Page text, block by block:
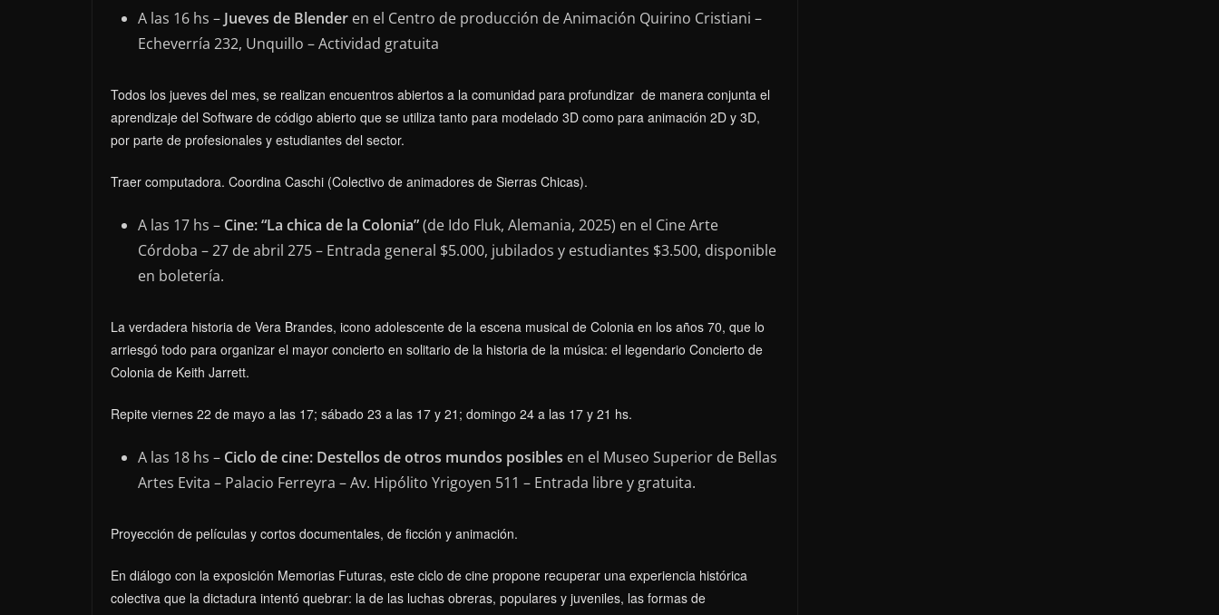
A las 16 hs – Jueves de Blender en el Centro de producción de Animación Quirino Cristiani –
Echeverría 232, Unquillo – Actividad gratuita
Todos los jueves del mes, se realizan encuentros abiertos a la comunidad para profundizar de manera conjunta el
aprendizaje del Software de código abierto que se utiliza tanto para modelado 3D como para animación 2D y 3D,
por parte de profesionales y estudiantes del sector.
Traer computadora. Coordina Caschi (Colectivo de animadores de Sierras Chicas).
A las 17 hs – Cine: “La chica de la Colonia”(de Ido Fluk, Alemania, 2025) en el Cine Arte
Córdoba – 27 de abril 275 – Entrada general $5.000, jubilados y estudiantes $3.500, disponible
en boletería.
La verdadera historia de Vera Brandes, icono adolescente de la escena musical de Colonia en los años 70, que lo
arriesgó todo para organizar el mayor concierto en solitario de la historia de la música: el legendario Concierto de
Colonia de Keith Jarrett.
Repite viernes 22 de mayo a las 17; sábado 23 a las 17 y 21; domingo 24 a las 17 y 21 hs.
A las 18 hs – Ciclo de cine: Destellos de otros mundos posibles en el Museo Superior de Bellas
Artes Evita – Palacio Ferreyra – Av. Hipólito Yrigoyen 511 – Entrada libre y gratuita.
Proyección de películas y cortos documentales, de ficción y animación.
En diálogo con la exposición Memorias Futuras, este ciclo de cine propone recuperar una experiencia histórica
colectiva que la dictadura intentó quebrar: la de las luchas obreras, populares y juveniles, las formas de